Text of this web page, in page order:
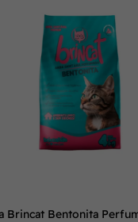
Pipicat Perfumada Floral